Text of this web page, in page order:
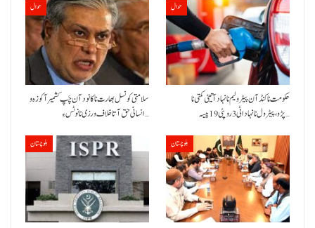
حوال
سلامتی کونسل بھارت نا کانود آن چَپ کشمیر آ کوزہ و
انسانی حق آتا خلاف ورزی نا نوٹس ءِ…
حوال
حکومت نا کنڈ آن پیٹرولیم نا نہاد آتیٹی کمتی نا
پڑو،پیٹرول نا نہاد اٹی 3 روپئی 19 پیسہ…
بلوچستان بلوچستان